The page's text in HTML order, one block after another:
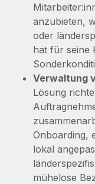
anzubieten,
oder
hat für seine
Verwaltung
Lösung
Onboarding,
lokal
mühelose